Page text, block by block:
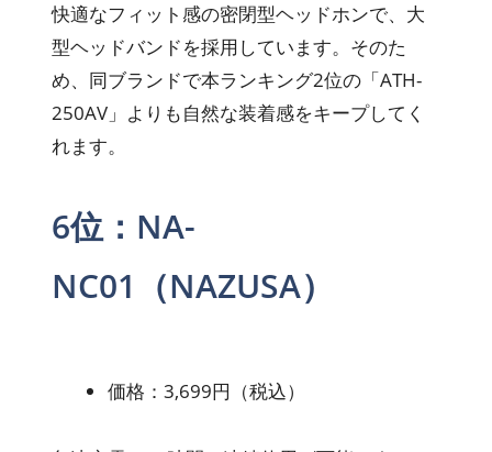
快適なフィット感の密閉型ヘッドホンで、大
型ヘッドバンドを採用しています。そのた
め、同ブランドで本ランキング2位の「ATH-
250AV」よりも自然な装着感をキープしてく
れます。
6位：NA-
NC01（NAZUSA）
価格：3,699円（税込）